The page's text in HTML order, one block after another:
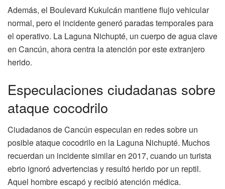
Además, el Boulevard Kukulcán mantiene flujo vehicular
normal, pero el incidente generó paradas temporales para
el operativo. La Laguna Nichupté, un cuerpo de agua clave
en Cancún, ahora centra la atención por este extranjero
herido.
Especulaciones ciudadanas sobre
ataque cocodrilo
Ciudadanos de Cancún especulan en redes sobre un
posible ataque cocodrilo en la Laguna Nichupté. Muchos
recuerdan un incidente similar en 2017, cuando un turista
ebrio ignoró advertencias y resultó herido por un reptil.
Aquel hombre escapó y recibió atención médica.